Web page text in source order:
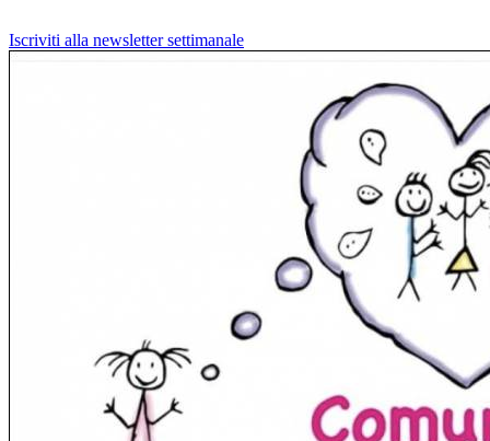
Iscriviti alla newsletter settimanale